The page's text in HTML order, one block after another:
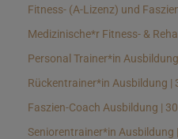
Fitness- (A-Lizenz) und
Medizinische*r Fitness- &
Personal Trainer*in
Rückentrainer*in Ausbildung |
Faszien-Coach Ausbildung |
Seniorentrainer*in Ausbildung